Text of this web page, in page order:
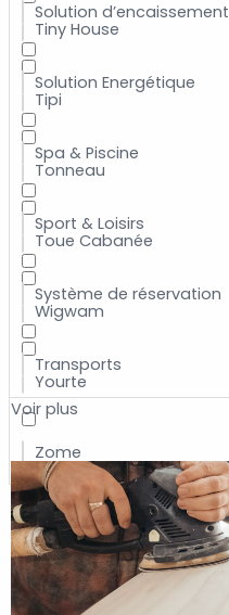
Tiny House
Tipi
Tonneau
Toue Cabanée
Wigwam
Yourte
Zome
Solution d’encaissement
Solution Energétique
Spa & Piscine
Sport & Loisirs
Système de réservation
Transports
Voir plus